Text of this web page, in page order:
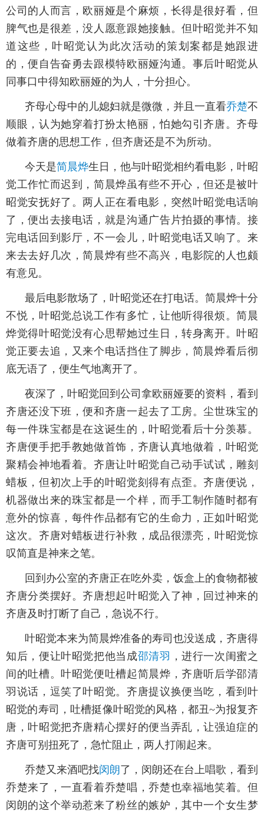
公司的人而言，欧丽娅是个麻烦，长得是很好看，但
脾气也是很差，没人愿意跟她接触。但叶昭觉并不知
道这些，叶昭觉认为此次活动的策划案都是她跟进
的，便自告奋勇去跟模特欧丽娅沟通。事后叶昭觉从
同事口中得知欧丽娅的为人，十分担心。
齐母心母中的儿媳妇就是微微，并且一直看乔楚不
顺眼，认为她穿着打扮太艳丽，怕她勾引齐唐。齐母
做着齐唐的思想工作，但齐唐还是不为所动。
今天是简晨烨生日，他与叶昭觉相约看电影，叶昭
觉工作忙而迟到，简晨烨虽有些不开心，但还是被叶
昭觉安抚好了。两人正在看电影，突然叶昭觉电话响
了，便出去接电话，就是沟通广告片拍摄的事情。接
完电话回到影厅，不一会儿，叶昭觉电话又响了。来
来去去好几次，简晨烨有些不高兴，电影院的人也颇
有意见。
最后电影散场了，叶昭觉还在打电话。简晨烨十分
不悦，叶昭觉总说工作有多忙，让他听得很烦。简晨
烨觉得叶昭觉没有心思帮她过生日，转身离开。叶昭
觉正要去追，又来个电话挡住了脚步，简晨烨看后彻
底无语了，便生气地离开了。
夜深了，叶昭觉回到公司拿欧丽娅要的资料，看到
齐唐还没下班，便和齐唐一起去了工房。尘世珠宝的
每一件珠宝都是在这诞生的，叶昭觉看后十分羡慕。
齐唐便手把手教她做首饰，齐唐认真地做着，叶昭觉
聚精会神地看着。齐唐让叶昭觉自己动手试试，雕刻
蜡板，但初次上手的叶昭觉刻得有点歪。齐唐便说，
机器做出来的珠宝都是一个样，而手工制作随时都有
意外的惊喜，每件作品都有它的生命力，正如叶昭觉
这次。齐唐对蜡板进行补救，成品很漂亮，叶昭觉惊
叹简直是神来之笔。
回到办公室的齐唐正在吃外卖，饭盒上的食物都被
齐唐分类摆好。齐唐想起叶昭觉入了神，回过神来的
齐唐及时打断了自己，急说不行。
叶昭觉本来为简晨烨准备的寿司也没送成，齐唐得
知后，便让叶昭觉把他当成邵清羽 ，进行一次闺蜜之
间的吐槽。叶昭觉便吐槽起简晨烨，齐唐听后学邵清
羽说话，逗笑了叶昭觉。齐唐提议换便当吃，看到叶
昭觉的寿司，吐槽挺像叶昭觉的风格，都丑~为报复齐
唐，叶昭觉把齐唐精心摆好的便当弄乱，让强迫症的
齐唐可别扭死了，急忙阻止，两人打闹起来。
乔楚又来酒吧找闵朗了，闵朗还在台上唱歌，看到
乔楚来了，一直看着乔楚唱，乔楚也幸福地笑着。但
闵朗的这个举动惹来了粉丝的嫉妒，其中一个女生梦